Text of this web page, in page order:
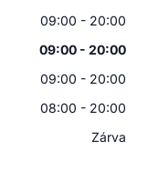
09:00 - 20:00
09:00 - 20:00
09:00 - 20:00
08:00 - 20:00
Zárva